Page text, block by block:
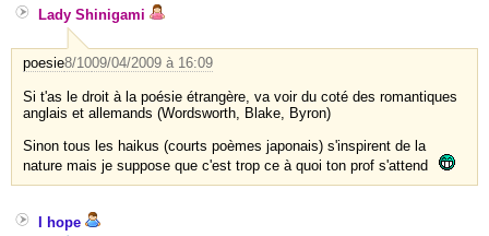
Lady Shinigami
poesie8/1009/04/2009 à 16:09
Si t'as le droit à la poésie étrangère, va voir du coté des romantiques
anglais et allemands (Wordsworth, Blake, Byron)
Sinon tous les haikus (courts poèmes japonais) s'inspirent de la
nature mais je suppose que c'est trop ce à quoi ton prof s'attend
I hope